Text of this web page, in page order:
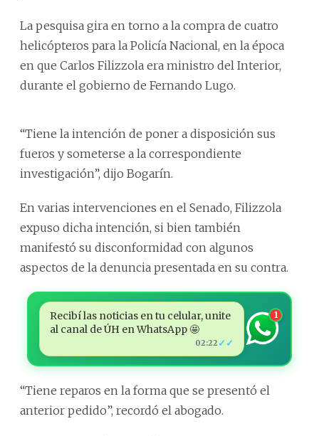
La pesquisa gira en torno a la compra de cuatro
helicópteros para la Policía Nacional, en la época
en que Carlos Filizzola era ministro del Interior,
durante el gobierno de Fernando Lugo.
“Tiene la intención de poner a disposición sus
fueros y someterse a la correspondiente
investigación”, dijo Bogarín.
En varias intervenciones en el Senado, Filizzola
expuso dicha intención, si bien también
manifestó su disconformidad con algunos
aspectos de la denuncia presentada en su contra.
Recibí las noticias en tu celular, unite
al canal de ÚH en WhatsApp 🤩
02:22 ✓✓
1
“Tiene reparos en la forma que se presentó el
anterior pedido”, recordó el abogado.